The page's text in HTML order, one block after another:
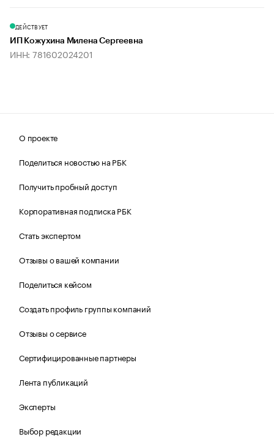
ДЕЙСТВУЕТ
ИП Кожухина Милена Сергеевна
ИНН: 781602024201
О проекте
Поделиться новостью на РБК
Получить пробный доступ
Корпоративная подписка РБК
Стать экспертом
Отзывы о вашей компании
Поделиться кейсом
Создать профиль группы компаний
Отзывы о сервисе
Сертифицированные партнеры
Лента публикаций
Эксперты
Выбор редакции